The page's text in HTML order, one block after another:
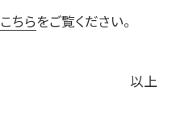
こちらをご覧ください。
以上